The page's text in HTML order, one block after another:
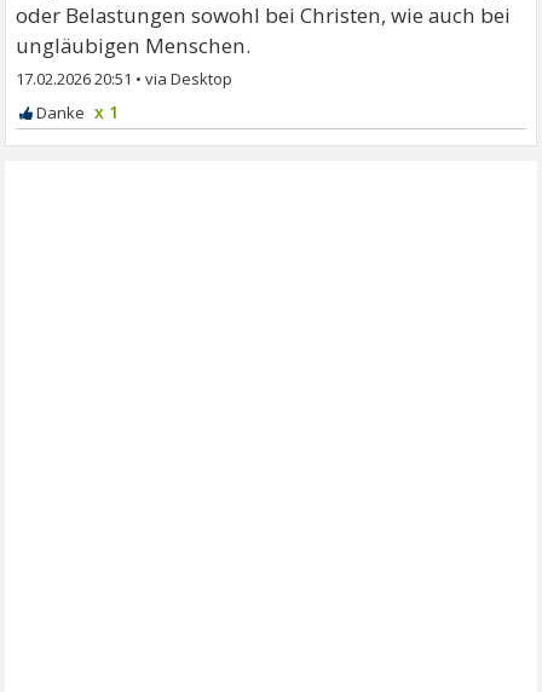
oder Belastungen sowohl bei Christen, wie auch bei
ungläubigen Menschen.
17.02.2026 20:51 •
x 1